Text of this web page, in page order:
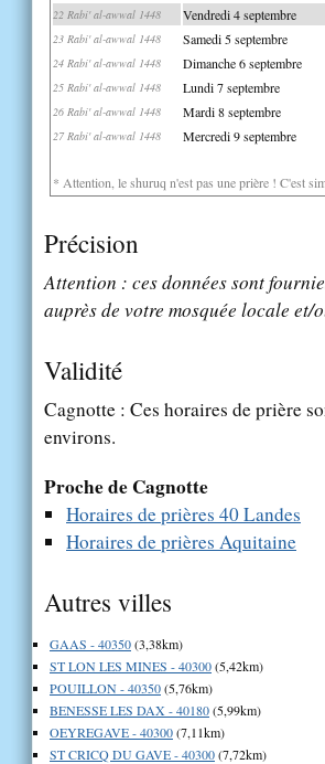
22 Rabi' al-awwal 1448 Vendredi 4 septembre
23 Rabi' al-awwal 1448 Samedi 5 septembre
24 Rabi' al-awwal 1448 Dimanche 6 septembre
25 Rabi' al-awwal 1448 Lundi 7 septembre
26 Rabi' al-awwal 1448 Mardi 8 septembre
27 Rabi' al-awwal 1448 Mercredi 9 septembre
* Attention, le shuruq n'est pas une prière ! C'est
Précision
Attention : ces données sont
auprès de votre mosquée locale
Validité
Cagnotte : Ces horaires de prière
environs.
Proche de Cagnotte
Horaires de prières 40 Landes
Horaires de prières Aquitaine
Autres villes
GAAS - 40350(3,38km)
ST LON LES MINES - 40300(5,42km)
POUILLON - 40350(5,76km)
BENESSE LES DAX - 40180(5,99km)
OEYREGAVE - 40300(7,11km)
ST CRICQ DU GAVE - 40300(7,72km)